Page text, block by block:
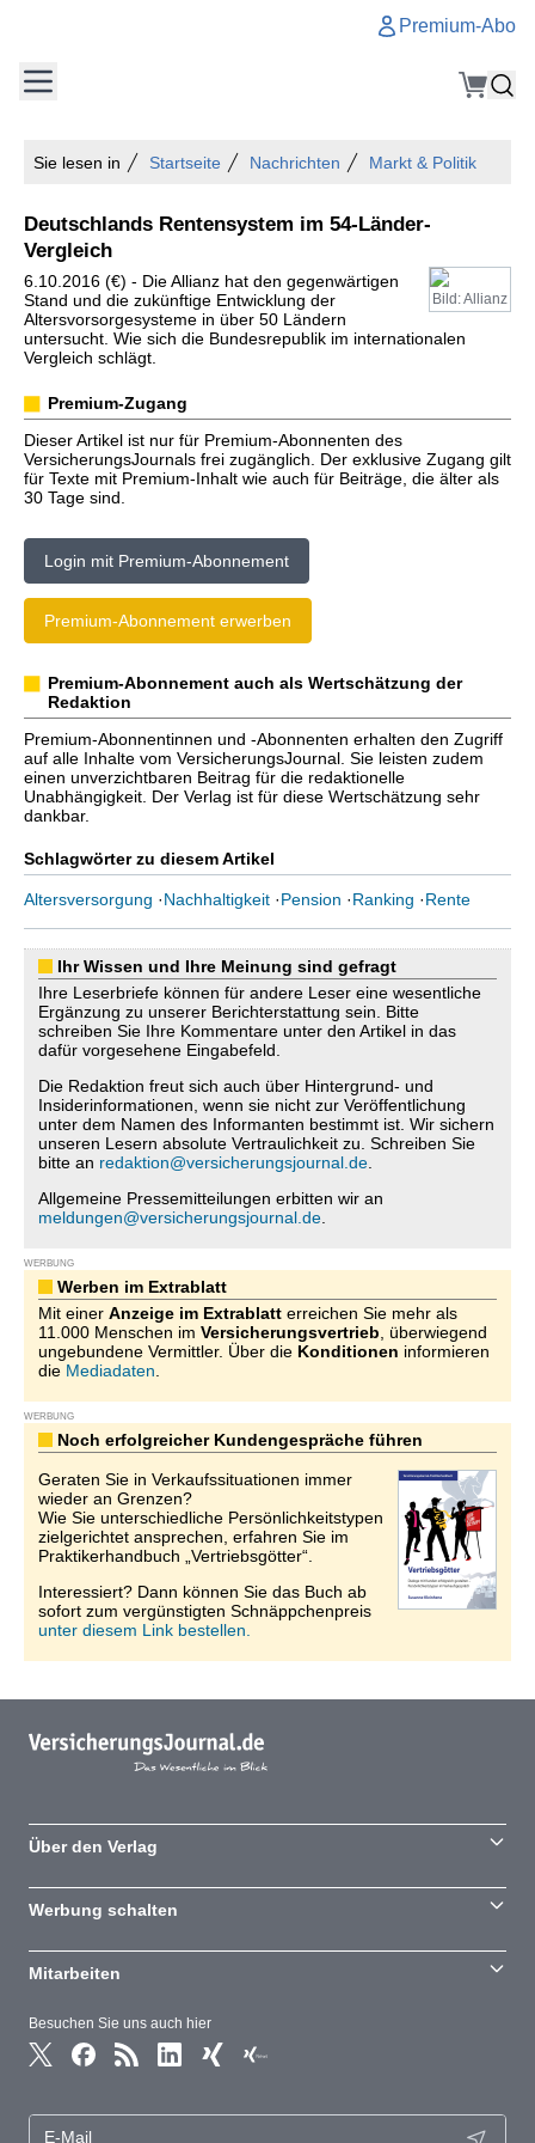
Premium-Abo
Sie lesen in Startseite Nachrichten Markt & Politik
Deutschlands Rentensystem im 54-Länder-
Vergleich
Bild: Allianz
6.10.2016 (€) - Die Allianz hat den gegenwärtigen
Stand und die zukünftige Entwicklung der
Altersvorsorgesysteme in über 50 Ländern
untersucht. Wie sich die Bundesrepublik im internationalen
Vergleich schlägt.
Premium-Zugang
Dieser Artikel ist nur für Premium-Abonnenten des
VersicherungsJournals frei zugänglich. Der exklusive Zugang gilt
für Texte mit Premium-Inhalt wie auch für Beiträge, die älter als
30 Tage sind.
Login mit Premium-Abonnement
Premium-Abonnement erwerben
Premium-Abonnement auch als Wertschätzung der
Redaktion
Premium-Abonnentinnen und -Abonnenten erhalten den Zugriff
auf alle Inhalte vom VersicherungsJournal. Sie leisten zudem
einen unverzichtbaren Beitrag für die redaktionelle
Unabhängigkeit. Der Verlag ist für diese Wertschätzung sehr
dankbar.
Schlagwörter zu diesem Artikel
Altersversorgung ·Nachhaltigkeit ·Pension ·Ranking ·Rente
Ihr Wissen und Ihre Meinung sind gefragt
Ihre Leserbriefe können für andere Leser eine wesentliche
Ergänzung zu unserer Berichterstattung sein. Bitte
schreiben Sie Ihre Kommentare unter den Artikel in das
dafür vorgesehene Eingabefeld.
Die Redaktion freut sich auch über Hintergrund- und
Insiderinformationen, wenn sie nicht zur Veröffentlichung
unter dem Namen des Informanten bestimmt ist. Wir sichern
unseren Lesern absolute Vertraulichkeit zu. Schreiben Sie
bitte an redaktion@versicherungsjournal.de
Allgemeine Pressemitteilungen erbitten wir an
meldungen@versicherungsjournal.de
WERBUNG
Werben im Extrablatt
Mit einer Anzeige im Extrablatt erreichen Sie mehr als
11.000 Menschen im Versicherungsvertrieb , überwiegend
ungebundene Vermittler. Über die Konditionen informieren
die Mediadaten
WERBUNG
Noch erfolgreicher Kundengespräche führen
Geraten Sie in Verkaufssituationen immer
wieder an Grenzen?
Wie Sie unterschiedliche Persönlichkeitstypen
zielgerichtet ansprechen, erfahren Sie im
Praktikerhandbuch „Vertriebsgötter“.
Interessiert? Dann können Sie das Buch ab
sofort zum vergünstigten Schnäppchenpreis
unter diesem Link bestellen.
Besuchen Sie uns auch hier
Über den Verlag
Werbung schalten
Mitarbeiten